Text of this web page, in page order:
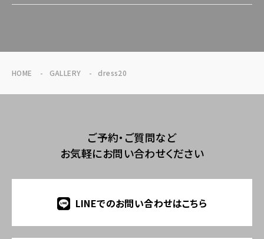
HOME GALLERY dress20
ご予約・ご質問など
お気軽にお問い合わせください
LINEでのお問い合わせはこちら